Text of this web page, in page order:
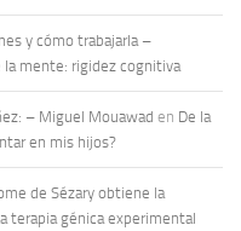
y cómo trabajarla –
la mente: rigidez cognitiva
– Miguel Mouawad en De la
en mis hijos?
de Sézary obtiene la
terapia génica experimental